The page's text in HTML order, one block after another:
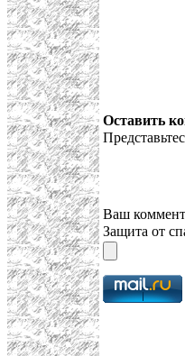
Оставить
Ваш
Защита от